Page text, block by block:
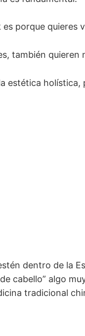
es porque quieres
también quieren
estética
dentro de la
cabello” algo
tradicional